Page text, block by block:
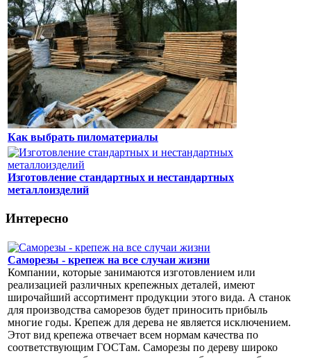
Как выбрать пиломатериалы
Изготовление стандартных и нестандартных
металлоизделий
Интересно
Саморезы - крепеж на все случаи жизни
Компании, которые занимаются изготовлением или
реализацией различных крепежных деталей, имеют
широчайший ассортимент продукции этого вида. А станок
для производства саморезов будет приносить прибыль
многие годы. Крепеж для дерева не является исключением.
Этот вид крепежа отвечает всем нормам качества по
соответствующим ГОСТам. Саморезы по дереву широко